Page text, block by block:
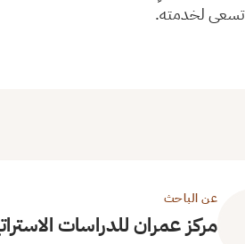
تسعى لخدمته.
عن الباحث
مركز عمران للدراسات